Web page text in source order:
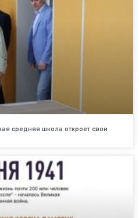
средняя школа откроет свои